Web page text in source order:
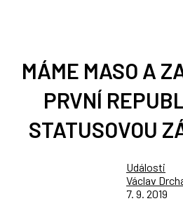
MÁME MASO A
PRVNÍ
STATUSOVOU
Události
Václav
7. 9. 2019